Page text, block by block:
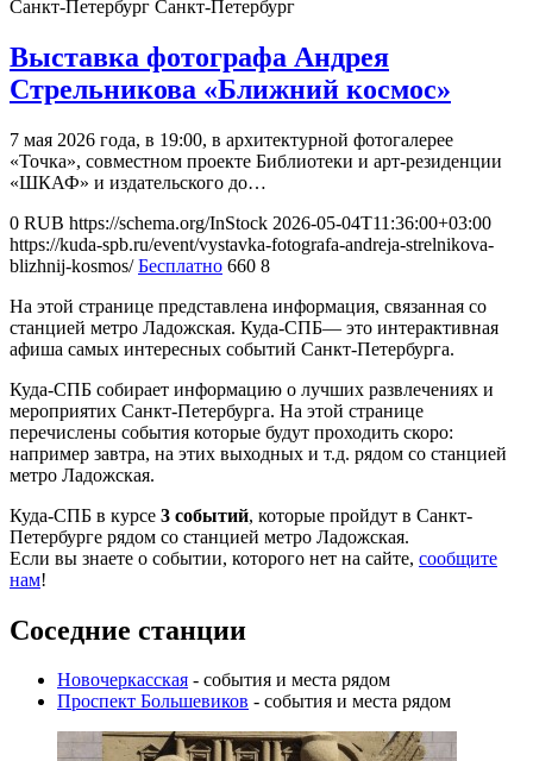
Санкт-Петербург Санкт-Петербург
Выставка фотографа Андрея
Стрельникова «Ближний космос»
7 мая 2026 года, в 19:00, в архитектурной фотогалерее
«Точка», совместном проекте Библиотеки и арт-резиденции
«ШКАФ» и издательского до…
0 RUB https://schema.org/InStock 2026-05-04T11:36:00+03:00
https://kuda-spb.ru/event/vystavka-fotografa-andreja-strelnikova-
blizhnij-kosmos/ Бесплатно 660 8
На этой странице представлена информация, связанная со
станцией метро Ладожская. Куда-СПБ— это интерактивная
афиша самых интересных событий Санкт-Петербурга.
Куда-СПБ собирает информацию о лучших развлечениях и
мероприятих Санкт-Петербурга. На этой странице
перечислены события которые будут проходить скоро:
например завтра, на этих выходных и т.д. рядом со станцией
метро Ладожская.
Куда-СПБ в курсе 3 событий, которые пройдут в Санкт-
Петербурге рядом со станцией метро Ладожская.
Если вы знаете о событии, которого нет на сайте, сообщите
нам!
Соседние станции
Новочеркасская - события и места рядом
Проспект Большевиков - события и места рядом